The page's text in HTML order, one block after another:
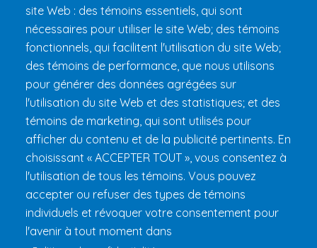
Préparer son 24h
Informations pratiques
FAQ et règlements
Fondation 24h Tremblant 1000 chemin des Voyageurs, Mont-
Tremblant (Québec) Canada J8E 1T1
7484
site Web : des témoins essentiels, qui sont
nécessaires pour utiliser le site Web; des témoins
fonctionnels, qui facilitent l'utilisation du site Web;
des témoins de performance, que nous utilisons
pour générer des données agrégées sur
l'utilisation du site Web et des statistiques; et des
témoins de marketing, qui sont utilisés pour
afficher du contenu et de la publicité pertinents. En
choisissant « ACCEPTER TOUT », vous consentez à
l'utilisation de tous les témoins. Vous pouvez
accepter ou refuser des types de témoins
individuels et révoquer votre consentement pour
l'avenir à tout moment dans